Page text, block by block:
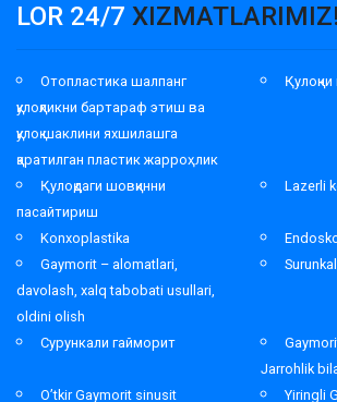
LOR 24/7 XIZMATLARIMIZ!
Отопластика шалпанг
қулоқликни бартараф этиш ва
қулоқ шаклини яхшилашга
қаратилган пластик жарроҳлик
Қулоқдаги шовқинни
пасайтириш
Lazerli
Konxoplastika
Gaymorit – alomatlari,
davolash, xalq tabobati usullari,
oldini olish
Сурункали гайморит
Jarrohlik
O’tkir Gaymorit sinusit
Yiringli